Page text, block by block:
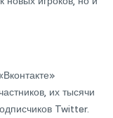
их тысячи
Twitter.